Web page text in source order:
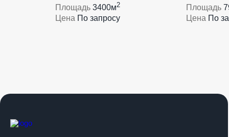
Площадь 3400м2
Цена По запросу
Площадь
Цена По